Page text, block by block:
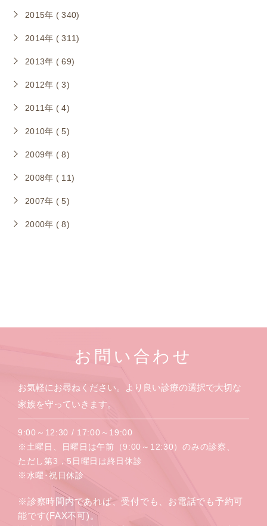
2015年 ( 340)
2014年 ( 311)
2013年 ( 69)
2012年 ( 3)
2011年 ( 4)
2010年 ( 5)
2009年 ( 8)
2008年 ( 11)
2007年 ( 5)
2000年 ( 8)
お問い合わせ
お気軽にお尋ねください。より良い診療の選択で大切な
家族を守っていきます。
9:00～12:30 / 17:00～19:00
※土曜日、日曜日は午前（9:00～12:30）のみの診察、
ただし第3，5日曜日は終日休診
※水曜･祝日休診
※診察時間内であれば、受付でも、お電話でも予約可
能です(FAX不可)。